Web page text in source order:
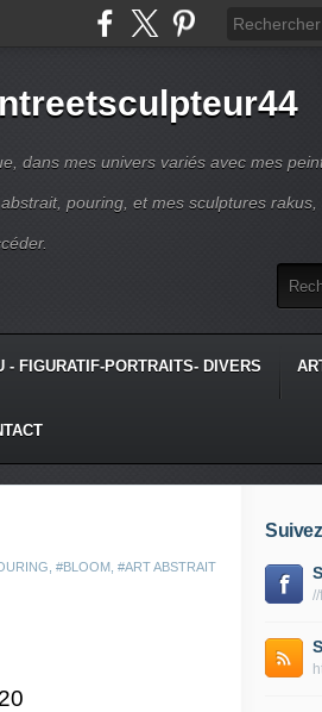
dans mes univers variés avec mes
pouring, et mes sculptures rakus,
- FIGURATIF-PORTRAITS- DIVERS
#BLOOM #ART ABSTRAIT